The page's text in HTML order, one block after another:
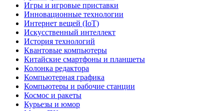
Игры и игровые приставки
Инновационные технологии
Интернет вещей (IoT)
Искусственный интеллект
История технологий
Квантовые компьютеры
Китайские смартфоны и планшеты
Колонка редактора
Компьютерная графика
Компьютеры и рабочие станции
Космос и ракеты
Курьезы и юмор